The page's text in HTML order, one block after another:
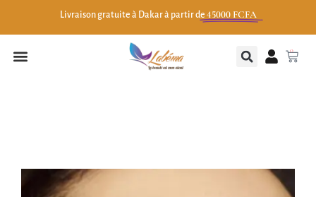
Livraison gratuite à Dakar à partir de 45000 FCFA
0